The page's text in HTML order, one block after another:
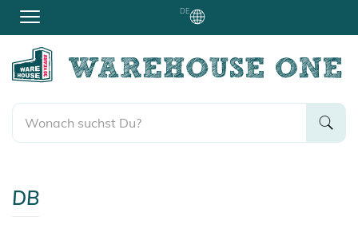
DE
DB